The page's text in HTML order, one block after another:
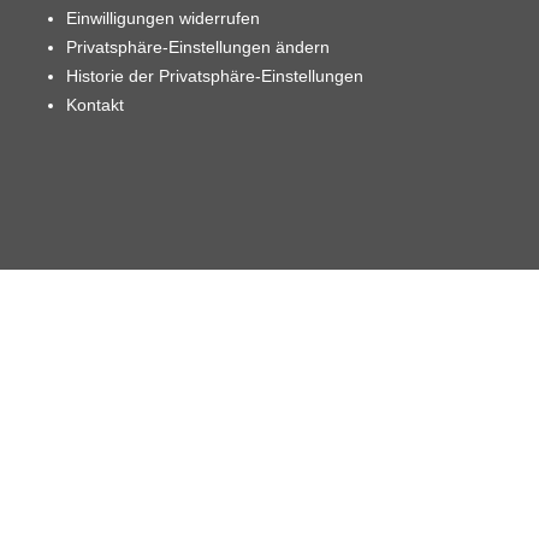
Einwilligungen widerrufen
Privatsphäre-Einstellungen ändern
Historie der Privatsphäre-Einstellungen
Kontakt